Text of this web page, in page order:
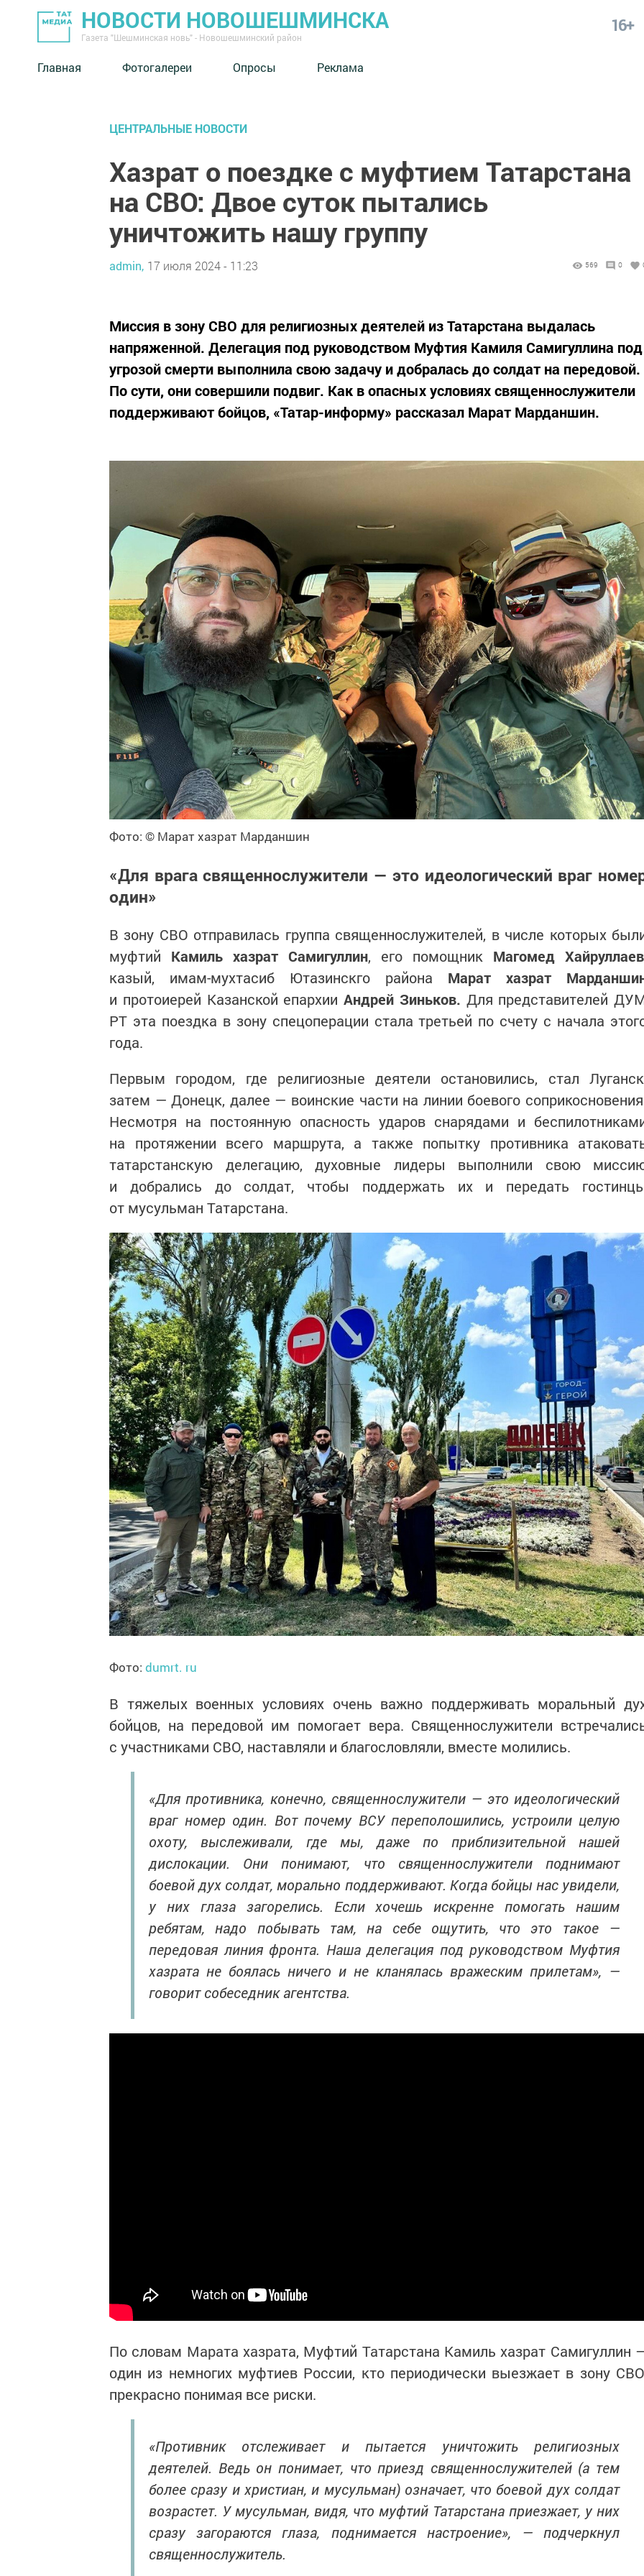
НОВОСТИ НОВОШЕШМИНСКА
Газета "Шешминская новь" - Новошешминский район
16+
Главная Фотогалереи Опросы Реклама
ЦЕНТРАЛЬНЫЕ НОВОСТИ
Хазрат о поездке с муфтием Татарстана
на СВО: Двое суток пытались
уничтожить нашу группу
admin, 17 июля 2024 - 11:23 569 0
Миссия в зону СВО для религиозных деятелей из Татарстана выдалась
напряженной. Делегация под руководством Муфтия Камиля Самигуллина под
угрозой смерти выполнила свою задачу и добралась до солдат на передовой.
По сути, они совершили подвиг. Как в опасных условиях священнослужители
поддерживают бойцов, «Татар-информу» рассказал Марат Марданшин.
Фото: © Марат хазрат Марданшин
«Для врага священнослужители — это идеологический враг
один»
В зону СВО отправилась группа священнослужителей, в числе которых
муфтий Камиль хазрат Самигуллин, его помощник Магомед Хайруллаев
казый, имам-мухтасиб Ютазинскго района Марат хазрат
и протоиерей Казанской епархии Андрей Зиньков. Для представителей
РТ эта поездка в зону спецоперации стала третьей по счету с начала
года.
Первым городом, где религиозные деятели остановились, стал
затем — Донецк, далее — воинские части на линии боевого
Несмотря на постоянную опасность ударов снарядами и
на протяжении всего маршрута, а также попытку противника
татарстанскую делегацию, духовные лидеры выполнили свою
и добрались до солдат, чтобы поддержать их и передать
от мусульман Татарстана.
Фото: dumrt. ru
В тяжелых военных условиях очень важно поддерживать моральный
бойцов, на передовой им помогает вера. Священнослужители
с участниками СВО, наставляли и благословляли, вместе молились.
«Для противника, конечно, священнослужители — это идеологический
враг номер один. Вот почему ВСУ переполошились, устроили целую
охоту, выслеживали, где мы, даже по приблизительной нашей
дислокации. Они понимают, что священнослужители поднимают
боевой дух солдат, морально поддерживают. Когда бойцы нас увидели,
у них глаза загорелись. Если хочешь искренне помогать нашим
ребятам, надо побывать там, на себе ощутить, что это такое —
передовая линия фронта. Наша делегация под руководством Муфтия
хазрата не боялась ничего и не кланялась вражеским прилетам», —
говорит собеседник агентства.
По словам Марата хазрата, Муфтий Татарстана Камиль хазрат Самигуллин
один из немногих муфтиев России, кто периодически выезжает в зону
прекрасно понимая все риски.
«Противник отслеживает и пытается уничтожить религиозных
деятелей. Ведь он понимает, что приезд священнослужителей (а тем
более сразу и христиан, и мусульман) означает, что боевой дух солдат
возрастет. У мусульман, видя, что муфтий Татарстана приезжает, у них
сразу загораются глаза, поднимается настроение», — подчеркнул
священнослужитель.